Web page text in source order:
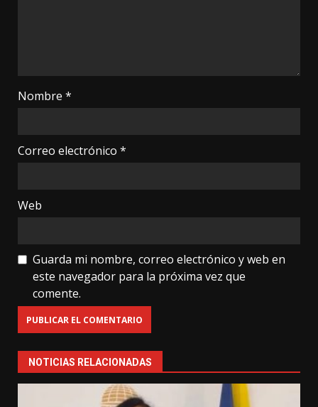
Nombre *
Correo electrónico *
Web
Guarda mi nombre, correo electrónico y web en
este navegador para la próxima vez que
comente.
NOTICIAS RELACIONADAS